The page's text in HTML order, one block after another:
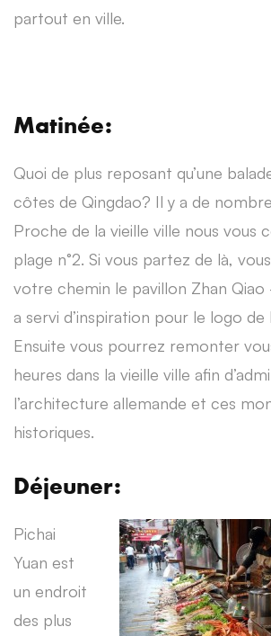
partout en ville.
Matinée:
Quoi de plus reposant qu’une
côtes de Qingdao? Il y a de
Proche de la vieille ville nous vous
plage n°2. Si vous partez de là,
votre chemin le pavillon Zhan
a servi d’inspiration pour le logo de
Ensuite vous pourrez remonter
heures dans la vieille ville afin
l’architecture allemande et ces
historiques.
Déjeuner:
Pichai
Yuan est
un endroit
des plus